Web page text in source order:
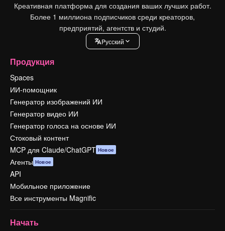
Креативная платформа для создания ваших лучших работ.
Более 1 миллиона подписчиков среди креаторов,
предприятий, агентств и студий.
Pусский
Продукция
Spaces
ИИ-помощник
Генератор изображений ИИ
Генератор видео ИИ
Генератор голоса на основе ИИ
Стоковый контент
MCP для Claude/ChatGPT Новое
Агенты Новое
API
Мобильное приложение
Все инструменты Magnific
Начать